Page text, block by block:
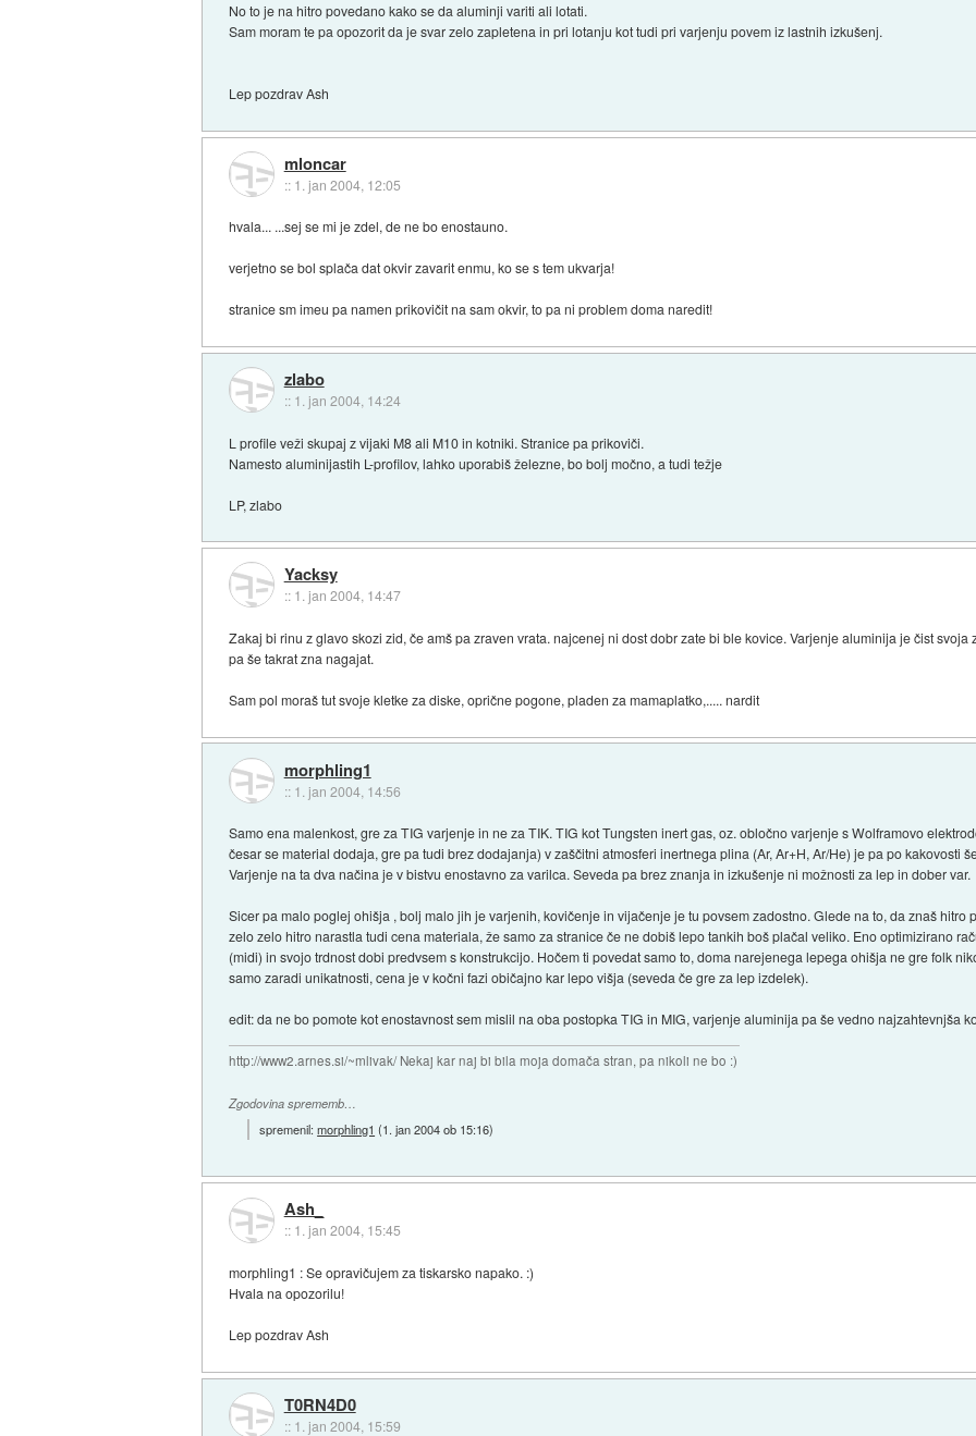
No to je na hitro povedano kako se da aluminji variti ali lotati.
Sam moram te pa opozorit da je svar zelo zapletena in pri lotanju kot tudi pri varjenju povem iz lastnih izkušenj.
Lep pozdrav Ash
mloncar
:: 1. jan 2004, 12:05
hvala... ...sej se mi je zdel, de ne bo enostauno.
verjetno se bol splača dat okvir zavarit enmu, ko se s tem ukvarja!
stranice sm imeu pa namen prikovičit na sam okvir, to pa ni problem doma naredit!
zlabo
:: 1. jan 2004, 14:24
L profile veži skupaj z vijaki M8 ali M10 in kotniki. Stranice pa prikoviči.
Namesto aluminijastih L-profilov, lahko uporabiš železne, bo bolj močno, a tudi težje
LP, zlabo
Yacksy
:: 1. jan 2004, 14:47
Zakaj bi rinu z glavo skozi zid, če amš pa zraven vrata. najcenej ni dost dobr zate bi ble kovice. Varjenje aluminija je čist
pa še takrat zna nagajat.
Sam pol moraš tut svoje kletke za diske, oprične pogone, pladen za mamaplatko,..... nardit
morphling1
:: 1. jan 2004, 14:56
Samo ena malenkost, gre za TIG varjenje in ne za TIK. TIG kot Tungsten inert gas, oz. obločno varjenje s Wolframovo
česar se material dodaja, gre pa tudi brez dodajanja) v zaščitni atmosferi inertnega plina (Ar, Ar+H, Ar/He) je pa po kakovosti
Varjenje na ta dva načina je v bistvu enostavno za varilca. Seveda pa brez znanja in izkušenje ni možnosti za lep in dober var.
Sicer pa malo poglej ohišja , bolj malo jih je varjenih, kovičenje in vijačenje je tu povsem zadostno. Glede na to, da znaš hitro
zelo zelo hitro narastla tudi cena materiala, že samo za stranice če ne dobiš lepo tankih boš plačal veliko. Eno optimizirano
(midi) in svojo trdnost dobi predvsem s konstrukcijo. Hočem ti povedat samo to, doma narejenega lepega ohišja ne gre folk
samo zaradi unikatnosti, cena je v kočni fazi običajno kar lepo višja (seveda če gre za lep izdelek).
edit: da ne bo pomote kot enostavnost sem mislil na oba postopka TIG in MIG, varjenje aluminija pa še vedno najzahtevnjša
http://www2.arnes.si/~mlivak/ Nekaj kar naj bi bila moja domača stran, pa nikoli ne bo :)
Zgodovina sprememb…
spremenil:morphling1 (1. jan 2004 ob 15:16)
Ash_
:: 1. jan 2004, 15:45
morphling1 : Se opravičujem za tiskarsko napako. :)
Hvala na opozorilu!
Lep pozdrav Ash
T0RN4D0
:: 1. jan 2004, 15:59